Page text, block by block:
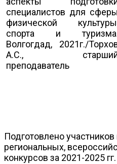
специалистов для сферы
физической
спорта и
Волгогдад, 2021г./
А.С.,
преподаватель
Подготовлено участников
региональных,
конкурсов за 2021-2025 гг.